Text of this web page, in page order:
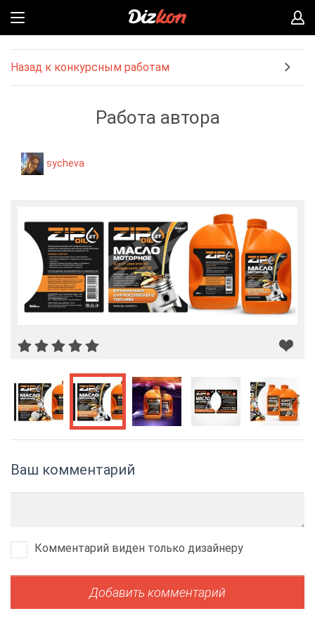
Назад к конкурсным работам
Работа автора
sycheva
Ваш комментарий
Комментарий виден только дизайнеру